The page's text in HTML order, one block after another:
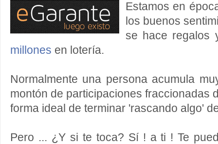
Estamos en
los buenos
se hace regalos
millones en lotería.
Normalmente una persona acumula
montón de participaciones fraccionadas
forma ideal de terminar 'rascando algo'
Pero ... ¿Y si te toca? Sí ! a ti ! Te